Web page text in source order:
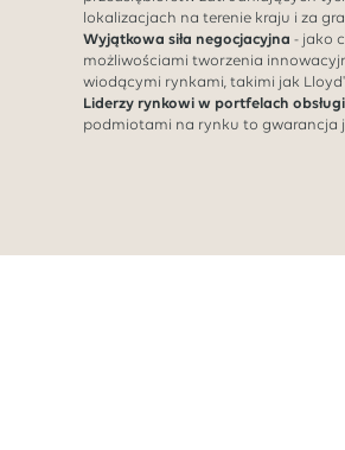
lokalizacjach na terenie kraju i za
Wyjątkowa siła negocjacyjna - jako
możliwościami tworzenia
wiodącymi rynkami, takimi jak
Liderzy rynkowi w portfelach
podmiotami na rynku to gwarancja